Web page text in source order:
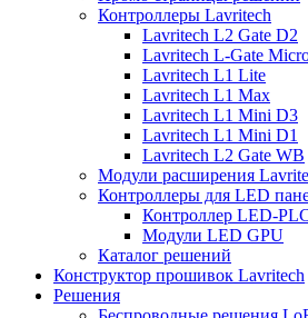
Контроллеры Lavritech
Lavritech L2 Gate D2
Lavritech L-Gate
Lavritech L1 Lite
Lavritech L1 Max
Lavritech L1 Mini D3
Lavritech L1 Mini D1
Lavritech L2 Gate WB
Модули расширения
Контроллеры для LED
Контроллер LED-
Модули LED GPU
Каталог решений
Конструктор прошивок Lavritech
Решения